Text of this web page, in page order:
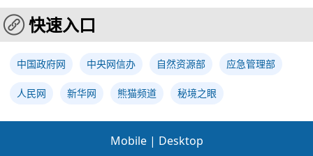
快速入口
中国政府网 中央网信办 自然资源部 应急管理部
人民网 新华网 熊猫频道 秘境之眼
Mobile | Desktop